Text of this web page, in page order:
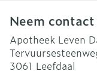
Neem
Apotheek Leven
3061 Leefdaal